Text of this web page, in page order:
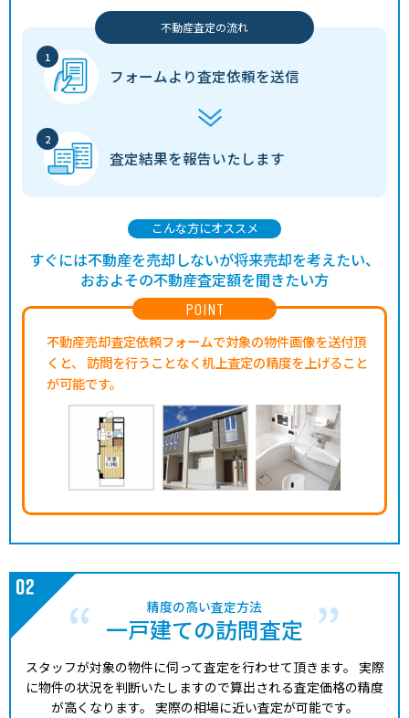
不動産査定の流れ
フォームより査定依頼を送信
査定結果を報告いたします
POINT
不動産売却査定依頼フォームで対象の物件画像を送付頂
くと、
訪問を行うことなく机上査定の精度を上げること
が可能です。
こんな方にオススメ
すぐには不動産を売却しないが将来売却を考えたい、
おおよその不動産査定額を聞きたい方
精度の高い査定方法
一戸建ての訪問査定
スタッフが対象の物件に伺って査定を行わせて頂きます。 実際
に物件の状況を判断いたしますので算出される査定価格の精度
が高くなります。 実際の相場に近い査定が可能です。